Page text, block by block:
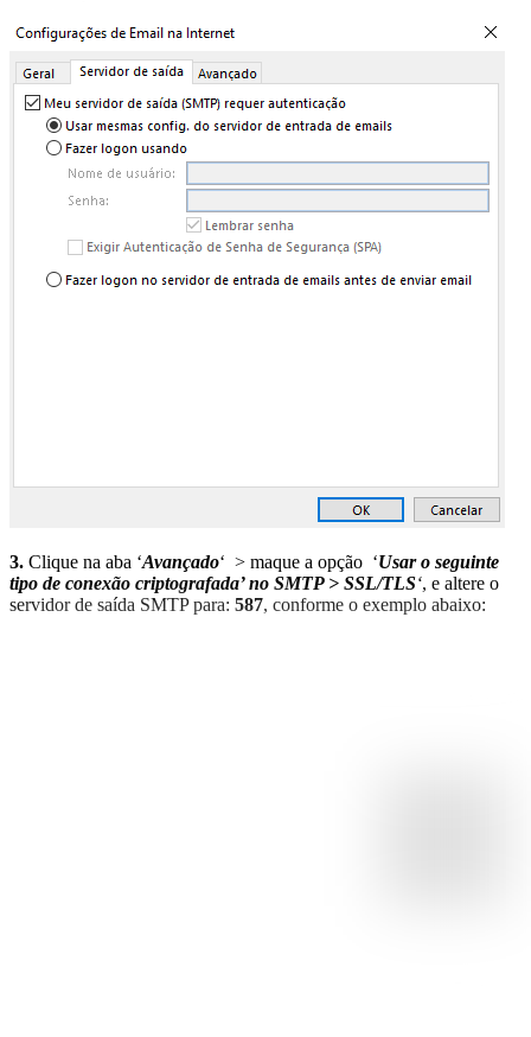
3. Clique na aba ‘Avançado‘ > maque a opção ‘Usar o seguinte
tipo de conexão criptografada’ no SMTP > SSL/TLS‘, e altere o
servidor de saída SMTP para: 587, conforme o exemplo abaixo: